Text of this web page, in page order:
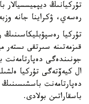
تۇركيانىڭ ديپميسسيالار
رەسەي، ۋكراينا جانە
تۇركيا
قىزمەتىنە سىرتقى ىستەر
جونىندەگى
ال كيەۆتەگى تۇركيا
دەپارتامەنت
باسقاراتىن بولادى.